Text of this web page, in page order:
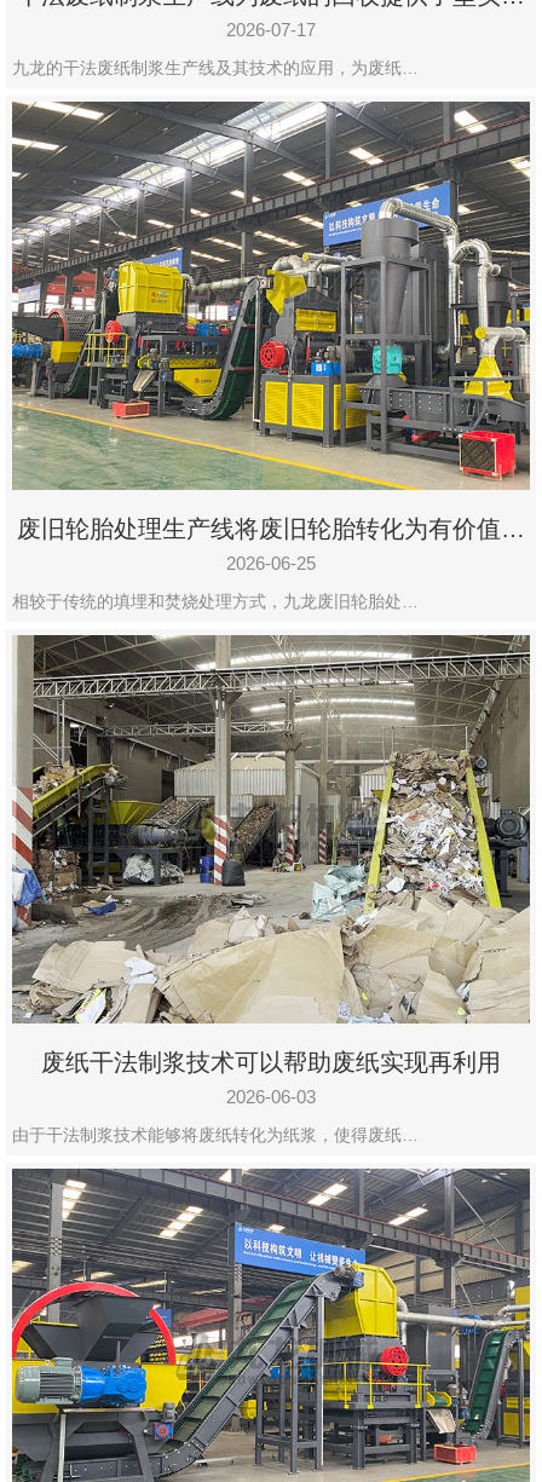
保障
2026-07-17
九龙的干法废纸制浆生产线及其技术的应用，为废纸…
废旧轮胎处理生产线将废旧轮胎转化为有价值的
资源
2026-06-25
相较于传统的填埋和焚烧处理方式，九龙废旧轮胎处…
废纸干法制浆技术可以帮助废纸实现再利用
2026-06-03
由于干法制浆技术能够将废纸转化为纸浆，使得废纸…